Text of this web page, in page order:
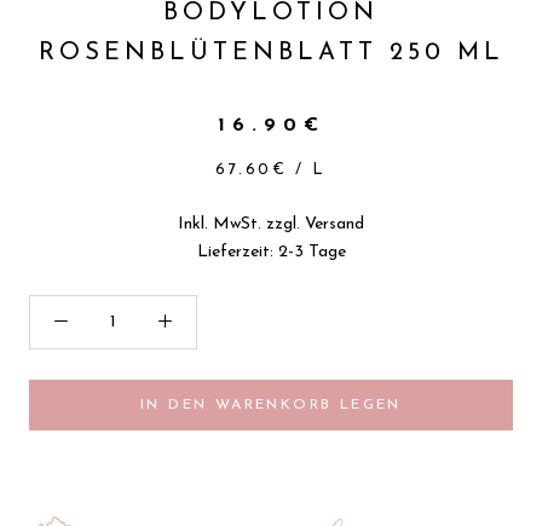
BODYLOTION
ROSENBLÜTENBLATT 250 ML
16.90€
67.60€ / L
Inkl. MwSt. zzgl. Versand
Lieferzeit: 2-3 Tage
IN DEN WARENKORB LEGEN